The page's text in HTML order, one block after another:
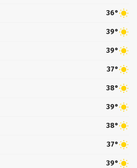
36°
39°
39°
37°
38°
39°
38°
37°
39°